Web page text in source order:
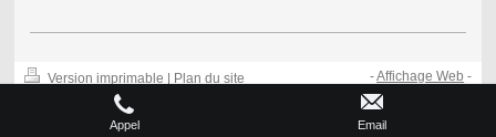
Version imprimable | Plan du site
-Affichage Web -
Appel Email